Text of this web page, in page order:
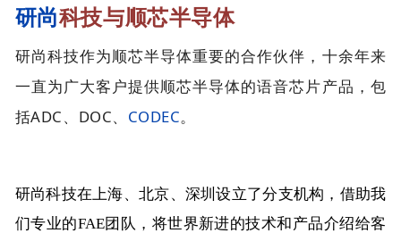
研尚科技与顺芯半导体
研尚科技作为顺芯半导体重要的合作伙伴，十余年来
一直为广大客户提供顺芯半导体的语音芯片产品，包
括ADC、DOC、 CODEC。
研尚科技在上海、北京、深圳设立了分支机构，借助我
们专业的FAE团队，将世界新进的技术和产品介绍给客